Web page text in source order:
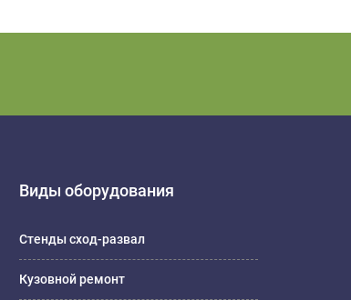
Виды оборудования
Стенды сход-развал
Кузовной ремонт